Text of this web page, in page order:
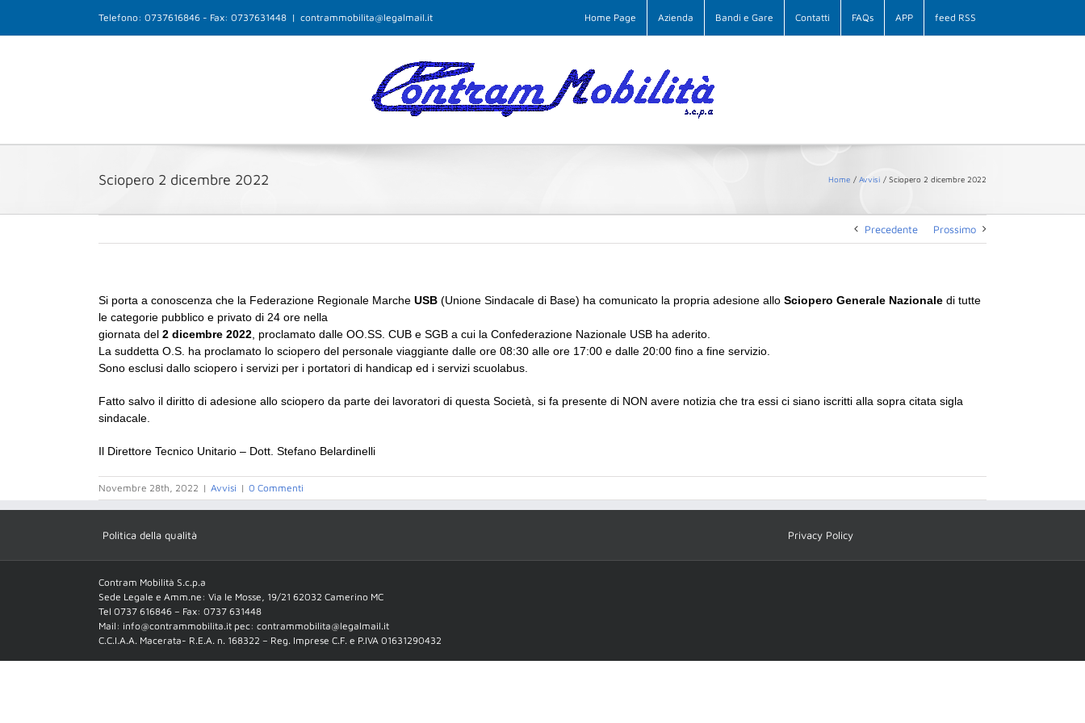
contenuto
Telefono: 0737616846 - Fax: 0737631448 | contrammobilita@legalmail.it Home Page Azienda Bandi e Gare Contatti FAQs APP feed RSS
Sciopero 2 dicembre 2022 Home Avvisi Sciopero 2 dicembre 2022
Precedente Prossimo
Si porta a conoscenza che la Federazione Regionale Marche USB (Unione Sindacale di Base) ha comunicato la propria adesione allo Sciopero Generale Nazionale di tutte
le categorie pubblico e privato di 24 ore nella
giornata del 2 dicembre 2022 , proclamato dalle OO.SS. CUB e SGB a cui la Confederazione Nazionale USB ha aderito.
La suddetta O.S. ha proclamato lo sciopero del personale viaggiante dalle ore 08:30 alle ore 17:00 e dalle 20:00 fino a fine servizio.
Sono esclusi dallo sciopero i servizi per i portatori di handicap ed i servizi scuolabus.
Fatto salvo il diritto di adesione allo sciopero da parte dei lavoratori di questa Società, si fa presente di NON avere notizia che tra essi ci siano iscritti alla sopra citata sigla
sindacale.
Il Direttore Tecnico Unitario – Dott. Stefano Belardinelli
Novembre 28th, 2022 | Avvisi | 0 Commenti
Politica della qualità Privacy Policy
Contram Mobilità S.c.p.a
Sede Legale e Amm.ne: Via le Mosse, 19/21 62032 Camerino MC
Tel 0737 616846 – Fax: 0737 631448
Mail: info@contrammobilita.it pec: contrammobilita@legalmail.it
C.C.I.A.A. Macerata- R.E.A. n. 168322 – Reg. Imprese C.F. e P.IVA 01631290432